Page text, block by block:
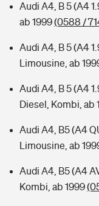
Audi A4, B 5 (A4
ab 1999(0588 /
Audi A4, B 5 (A4
Limousine, ab
Audi A4, B 5 (A4
Diesel, Kombi, ab
Audi A4, B5 (A4
Limousine, ab
Audi A4, B5 (A4
Kombi, ab 1999